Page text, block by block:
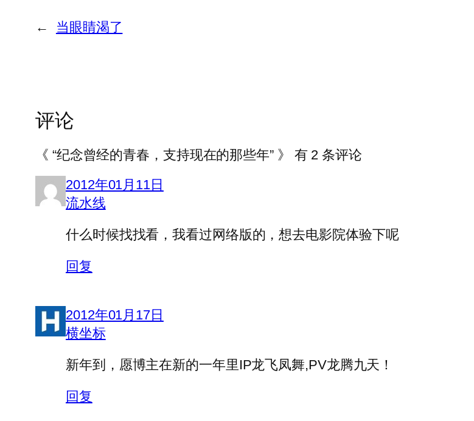
← 当眼睛渴了
评论
《 “纪念曾经的青春，支持现在的那些年” 》 有 2 条评论
2012年01月11日
流水线
什么时候找找看，我看过网络版的，想去电影院体验下呢
回复
2012年01月17日
横坐标
新年到，愿博主在新的一年里IP龙飞凤舞,PV龙腾九天！
回复